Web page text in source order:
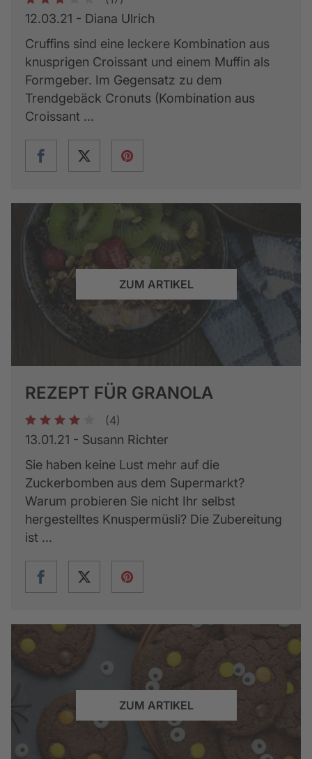
12.03.21 - Diana Ulrich
Cruffins sind eine leckere Kombination aus
knusprigen Croissant und einem Muffin als
Formgeber. Im Gegensatz zu dem
Trendgebäck Cronuts (Kombination aus
Croissant ...
ZUM ARTIKEL
REZEPT FÜR GRANOLA
1 2 3 4 (4)
13.01.21 - Susann Richter
Sie haben keine Lust mehr auf die
Zuckerbomben aus dem Supermarkt?
Warum probieren Sie nicht Ihr selbst
hergestelltes Knuspermüsli? Die Zubereitung
ist ...
ZUM ARTIKEL